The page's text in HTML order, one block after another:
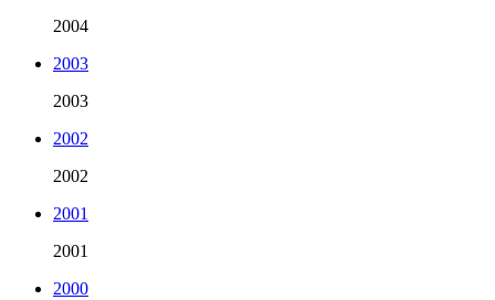
2004
2003
2003
2002
2002
2001
2001
2000